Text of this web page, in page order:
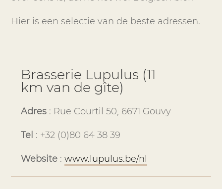
Hier is een selectie van de beste adressen.
Brasserie Lupulus (11
km van de gîte)
Adres : Rue Courtil 50, 6671 Gouvy
Tel : +32 (0)80 64 38 39
Website :www.lupulus.be/nl